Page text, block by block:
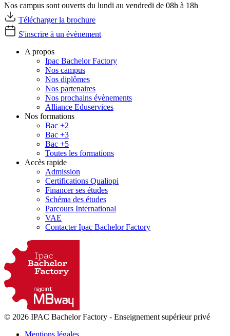
Nos campus sont ouverts du lundi au vendredi de 08h à 18h
Télécharger la brochure
S'inscrire à un évènement
A propos
Ipac Bachelor Factory
Nos campus
Nos diplômes
Nos partenaires
Nos prochains évènements
Alliance Eduservices
Nos formations
Bac +2
Bac +3
Bac +5
Toutes les formations
Accès rapide
Admission
Certifications Qualiopi
Financer ses études
Schéma des études
Parcours International
VAE
Contacter Ipac Bachelor Factory
© 2026 IPAC Bachelor Factory - Enseignement supérieur privé
Mentions légales